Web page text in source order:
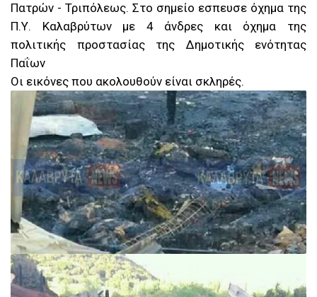
Πατρών - Τριπόλεως. Στο σημείο εσπευσε όχημα της
Π.Υ. Καλαβρύτων με 4 άνδρες και όχημα της
πολιτικής προστασίας της Δημοτικής ενότητας
Παΐων
Οι εικόνες που ακολουθούν είναι σκληρές.